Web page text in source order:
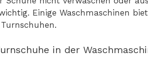
Einige Waschmaschinen
in der